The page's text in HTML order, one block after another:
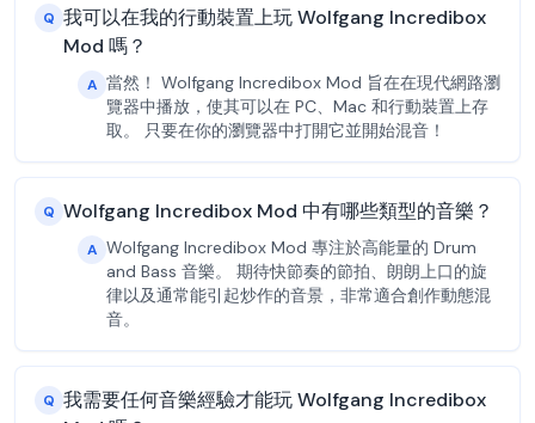
Q 我可以在我的行動裝置上玩 Wolfgang Incredibox
Mod 嗎？
A 當然！ Wolfgang Incredibox Mod 旨在在現代網路瀏
覽器中播放，使其可以在 PC、Mac 和行動裝置上存
取。 只要在你的瀏覽器中打開它並開始混音！
Q Wolfgang Incredibox Mod 中有哪些類型的音樂？
A Wolfgang Incredibox Mod 專注於高能量的 Drum
and Bass 音樂。 期待快節奏的節拍、朗朗上口的旋
律以及通常能引起炒作的音景，非常適合創作動態混
音。
Q 我需要任何音樂經驗才能玩 Wolfgang Incredibox